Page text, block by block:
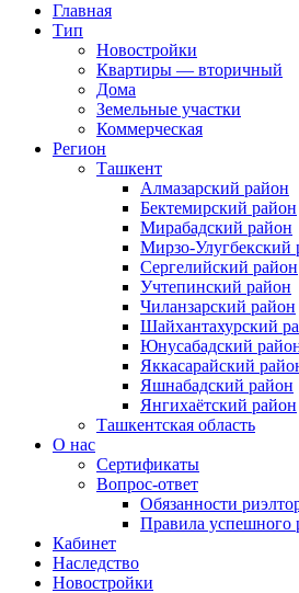
Главная
Тип
Новостройки
Квартиры — вторичный
Дома
Земельные участки
Коммерческая
Регион
Ташкент
Алмазарский район
Бектемирский район
Мирабадский район
Мирзо-Улугбекский
Сергелийский район
Учтепинский район
Чиланзарский район
Шайхантахурский
Юнусабадский
Яккасарайский
Яшнабадский район
Янгихаётский район
Ташкентская область
О нас
Сертификаты
Вопрос-ответ
Обязанности
Правила успешного
Кабинет
Наследство
Новостройки